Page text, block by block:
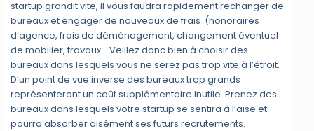
startup grandit vite, il vous faudra rapidement rechanger de
bureaux et engager de nouveaux de frais (honoraires
d’agence, frais de déménagement, changement éventuel
de mobilier, travaux… Veillez donc bien à choisir des
bureaux dans lesquels vous ne serez pas trop vite à l’étroit.
D’un point de vue inverse des bureaux trop grands
représenteront un coût supplémentaire inutile. Prenez des
bureaux dans lesquels votre startup se sentira à l’aise et
pourra absorber aisément ses futurs recrutements.